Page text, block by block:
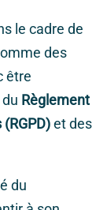
le cadre de
des
être
Règlement
et des
du